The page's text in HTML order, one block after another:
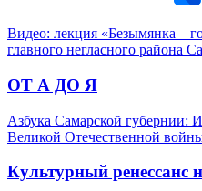
Видео: лекция «Безымянка –
главного негласного района
ОТ А ДО Я
Азбука Самарской губернии:
Великой Отечественной
Культурный ренессанс